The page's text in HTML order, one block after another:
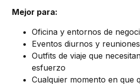
Mejor para:
Oficina y entornos de
Eventos diurnos y
Outfits de viaje que
esfuerzo
Cualquier momento en que